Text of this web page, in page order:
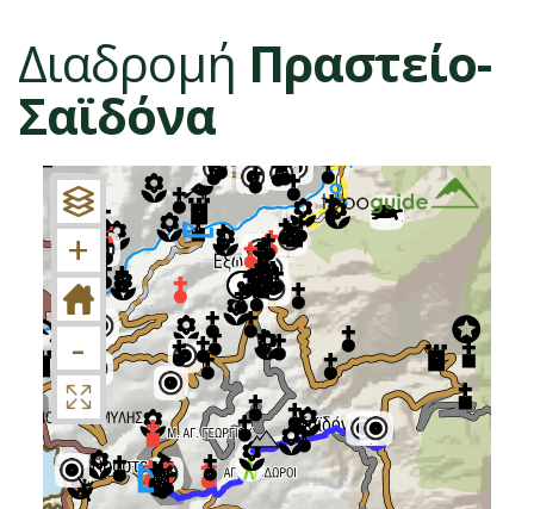
Διαδρομή Πραστείο-
Σαϊδόνα
+
−+
-